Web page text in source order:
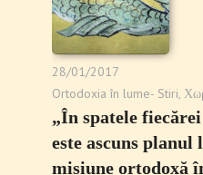
28/01/2017
Ortodoxia în lume- Stiri,
„În spatele
este ascuns planul
misiune ortodoxă